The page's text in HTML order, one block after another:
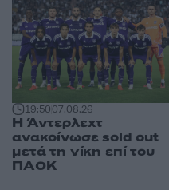
19:5007.08.26
Η Άντερλεχτ
ανακοίνωσε sold out
μετά τη νίκη επί του
ΠΑΟΚ